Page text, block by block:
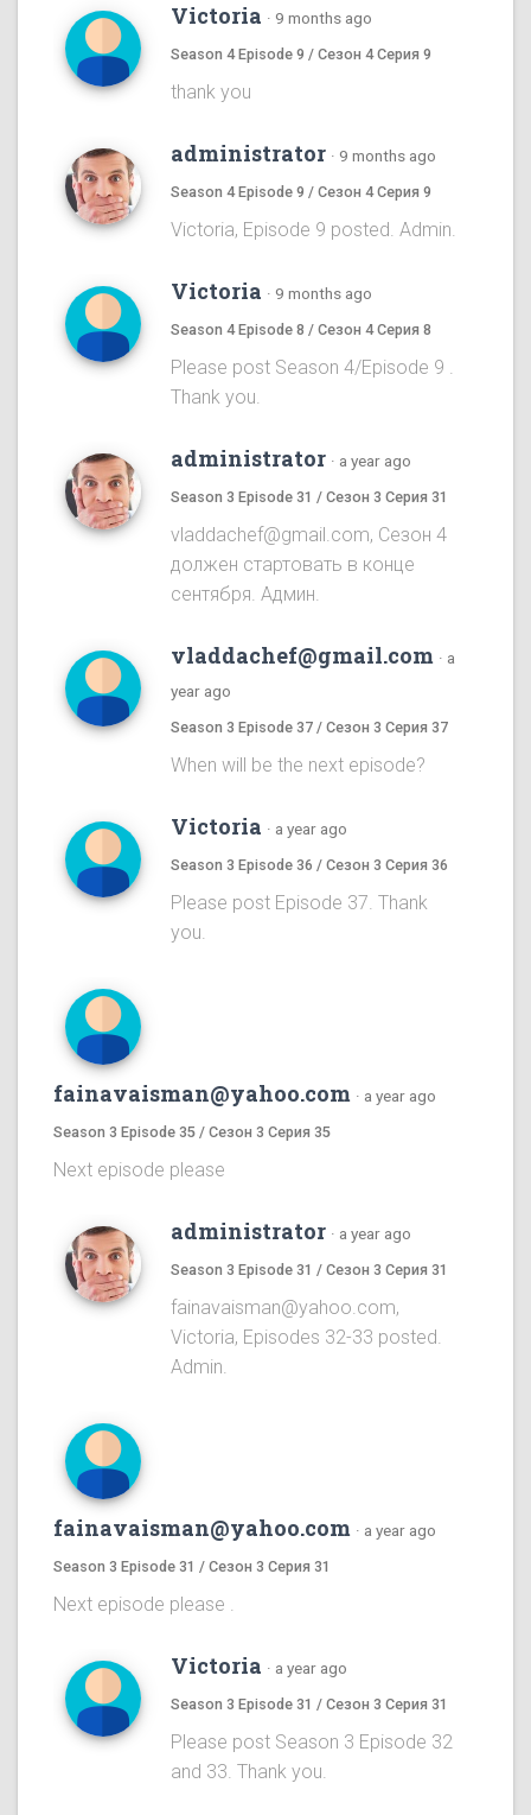
Victoria · 9 months ago
Season 4 Episode 9 / Сезон 4 Серия 9
thank you
administrator · 9 months ago
Season 4 Episode 9 / Сезон 4 Серия 9
Victoria, Episode 9 posted. Admin.
Victoria · 9 months ago
Season 4 Episode 8 / Сезон 4 Серия 8
Please post Season 4/Episode 9 .
Thank you.
administrator · a year ago
Season 3 Episode 31 / Сезон 3 Серия 31
vladdachef@gmail.com, Сезон 4
должен стартовать в конце
сентября. Админ.
vladdachef@gmail.com · a
year ago
Season 3 Episode 37 / Сезон 3 Серия 37
When will be the next episode?
Victoria · a year ago
Season 3 Episode 36 / Сезон 3 Серия 36
Please post Episode 37. Thank
you.
fainavaisman@yahoo.com · a year ago
Season 3 Episode 35 / Сезон 3 Серия 35
Next episode please
administrator · a year ago
Season 3 Episode 31 / Сезон 3 Серия 31
fainavaisman@yahoo.com,
Victoria, Episodes 32-33 posted.
Admin.
fainavaisman@yahoo.com · a year ago
Season 3 Episode 31 / Сезон 3 Серия 31
Next episode please .
Victoria · a year ago
Season 3 Episode 31 / Сезон 3 Серия 31
Please post Season 3 Episode 32
and 33. Thank you.